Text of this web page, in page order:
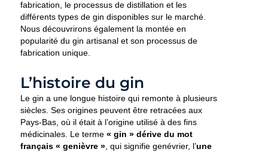
fabrication, le processus de distillation et les
différents types de gin disponibles sur le marché.
Nous découvrirons également la montée en
popularité du gin artisanal et son processus de
fabrication unique.
L’histoire du gin
Le gin a une longue histoire qui remonte à plusieurs
siècles. Ses origines peuvent être retracées aux
Pays-Bas, où il était à l’origine utilisé à des fins
médicinales. Le terme « gin » dérive du mot
français « genièvre », qui signifie genévrier, l’une